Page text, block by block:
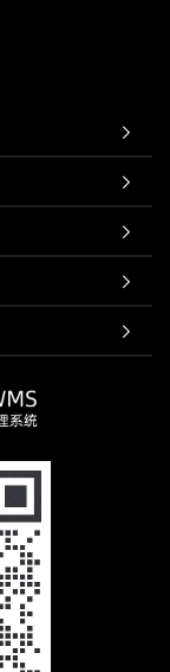




